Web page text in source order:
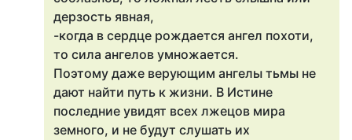
дерзость явная,
-когда в сердце рождается ангел похоти,
то сила ангелов умножается.
Поэтому даже верующим ангелы тьмы не
дают найти путь к жизни. В Истине
последние увидят всех лжецов мира
земного, и не будут слушать их